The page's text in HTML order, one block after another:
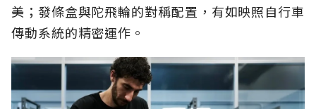
美；發條盒與陀飛輪的對稱配置，有如映照自行車
傳動系統的精密運作。